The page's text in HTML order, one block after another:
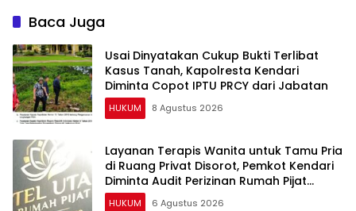
Baca Juga
Usai Dinyatakan Cukup Bukti Terlibat
Kasus Tanah, Kapolresta Kendari
Diminta Copot IPTU PRCY dari Jabatan
HUKUM 8 Agustus 2026
Layanan Terapis Wanita untuk Tamu Pria
di Ruang Privat Disorot, Pemkot Kendari
Diminta Audit Perizinan Rumah Pijat
Utami
HUKUM 6 Agustus 2026